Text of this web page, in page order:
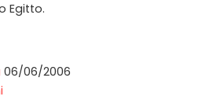
Egitto.
06/06/2006